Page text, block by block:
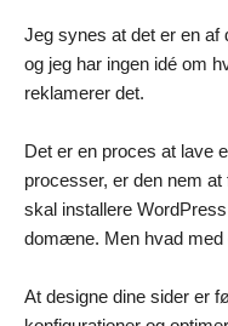
Jeg synes at det er en af
og jeg har ingen idé om
reklamerer det.
Det er en proces at lave
processer, er den nem
skal installere
domæne. Men hvad med
At designe dine sider er